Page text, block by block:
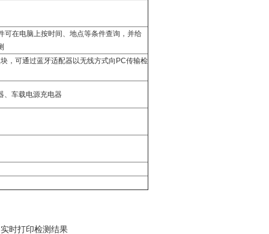
可在电脑上按时间、地点等条件查询，并给
，可通过蓝牙适配器以无线方式向PC传输检
、车载电源充电器
时打印检测结果